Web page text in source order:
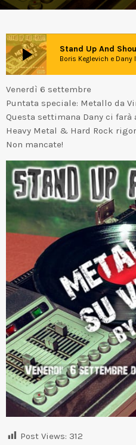
play_arrow Stand Up And
Boris Keglevich e Dany
Venerdì 6 settembre
Puntata speciale: Metallo da
Questa settimana Dany ci farà
Heavy Metal & Hard Rock
Non mancate!
Post Views: 312